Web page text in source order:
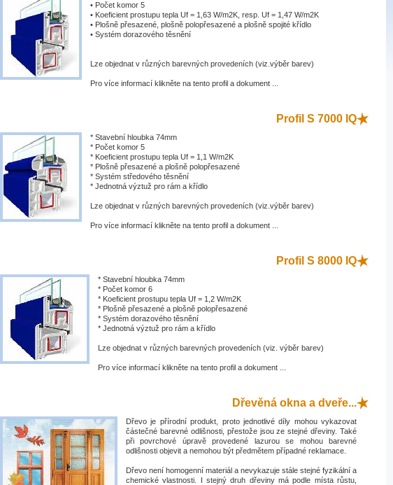
• Počet komor 5
• Koeficient prostupu tepla Uf = 1,63 W/m2K, resp. Uf = 1,47 W/m2K
• Plošně přesazené, plošně polopřesazené a plošně spojité křídlo
• Systém dorazového těsnění
Lze objednat v různých barevných provedeních (viz.výběr barev)
Pro více informací klikněte na tento profil a dokument ...
Profil S 7000 IQ
* Stavební hloubka 74mm
* Počet komor 5
* Koeficient prostupu tepla Uf = 1,1 W/m2K
* Plošně přesazené a plošně polopřesazené
* Systém středového těsnění
* Jednotná výztuž pro rám a křídlo
Lze objednat v různých barevných provedeních (viz.výběr barev)
Pro více informací klikněte na tento profil a dokument ...
Profil S 8000 IQ
* Stavební hloubka 74mm
* Počet komor 6
* Koeficient prostupu tepla Uf = 1,2 W/m2K
* Plošně přesazené a plošně polopřesazené
* Systém dorazového těsnění
* Jednotná výztuž pro rám a křídlo
Lze objednat v různých barevných provedeních (viz. výběr barev)
Pro více informací klikněte na tento profil a dokument ...
Dřevěná okna a dveře...
Dřevo je přírodní produkt, proto jednotlivé díly mohou vykazovat
částečné barevné odlišnosti, přestože jsou ze stejné dřeviny. Také
při povrchové úpravě provedené lazurou se mohou barevné
odlišnosti objevit a nemohou být předmětem případné reklamace.
Dřevo není homogenní materiál a nevykazuje stále stejné fyzikální a
chemické vlastnosti. I stejný druh dřeviny má podle místa růstu,